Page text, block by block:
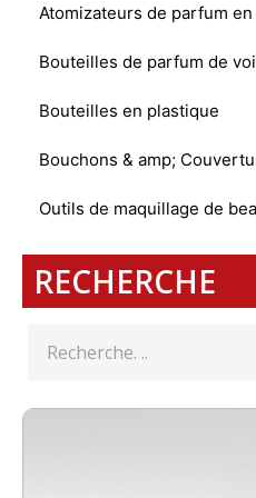
Atomizateurs de parfum
Bouteilles de parfum de
Bouteilles en plastique
Bouchons & amp;
Outils de maquillage de
RECHERCHE